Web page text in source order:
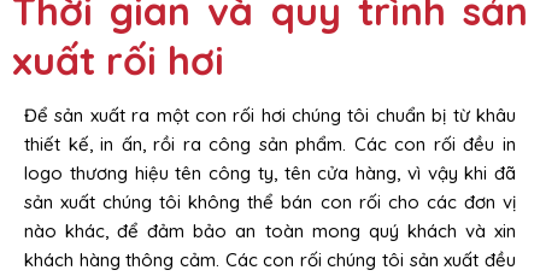
Thời gian và quy trình sản
xuất rối hơi
Để sản xuất ra một con rối hơi chúng tôi chuẩn bị từ khâu
thiết kế, in ấn, rồi ra công sản phẩm. Các con rối đều in
logo thương hiệu tên công ty, tên cửa hàng, vì vậy khi đã
sản xuất chúng tôi không thể bán con rối cho các đơn vị
nào khác, để đảm bảo an toàn mong quý khách và xin
khách hàng thông cảm. Các con rối chúng tôi sản xuất đều